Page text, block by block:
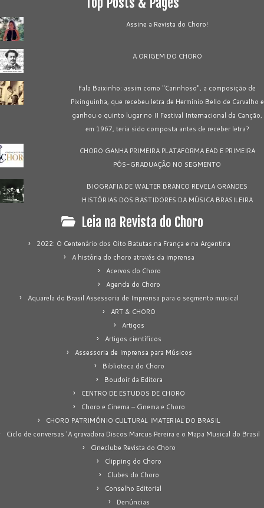
Assine a Revista do Choro!
A ORIGEM DO CHORO
Fala Baixinho: assim como "Carinhoso", a composição de
Pixinguinha, que recebeu letra de Hermínio Bello de Carvalho e
ganhou o quinto lugar no II Festival Internacional da Canção,
em 1967, teria sido composta antes de receber letra?
CHORO GANHA PRIMEIRA PLATAFORMA EAD E PRIMEIRA
PÓS-GRADUAÇÃO NO SEGMENTO
BIOGRAFIA DE WALTER BRANCO REVELA GRANDES
HISTÓRIAS DOS BASTIDORES DA MÚSICA BRASILEIRA
Leia na Revista do Choro
2022: O Centenário dos Oito Batutas na França e na Argentina
A história do choro através da imprensa
Acervos do Choro
Agenda do Choro
Aquarela do Brasil Assessoria de Imprensa para o segmento musical
ART & CHORO
Artigos
Artigos científicos
Assessoria de Imprensa para Músicos
Biblioteca do Choro
Boudoir da Editora
CENTRO DE ESTUDOS DE CHORO
Choro e Cinema – Cinema e Choro
CHORO PATRIMÔNIO CULTURAL IMATERIAL DO BRASIL
Ciclo de conversas 'A gravadora Discos Marcus Pereira e o Mapa Musical do Brasil
Cineclube Revista do Choro
Clipping do Choro
Clubes do Choro
Conselho Editorial
Denúncias